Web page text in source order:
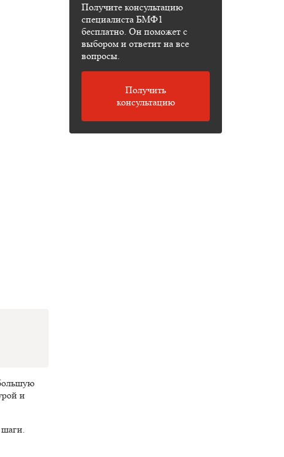
и
шаги.
Получите консультацию
специалиста БМФ1
бесплатно. Он поможет с
выбором и ответит на все
вопросы.
Получить
консультацию